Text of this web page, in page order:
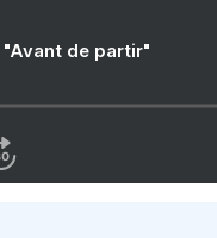
"Avant de partir"